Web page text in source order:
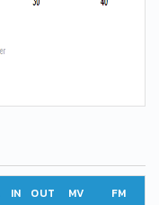
IN OUT MV FM